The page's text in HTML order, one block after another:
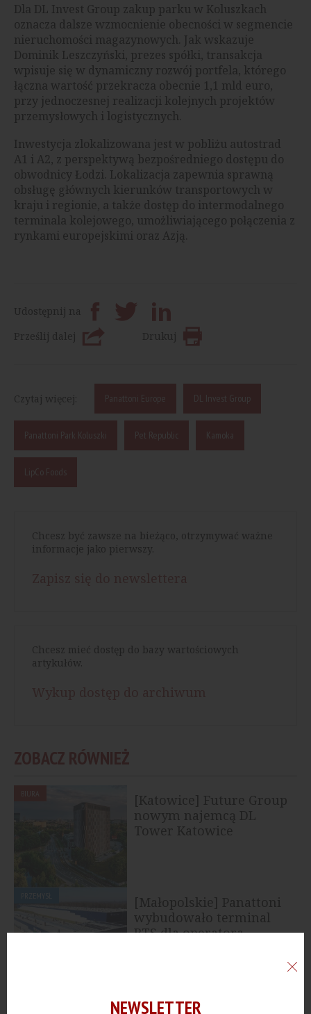
Dla DL Invest Group zakup parku w Koluszkach
oznacza dalsze wzmocnienie obecności w segmencie
nieruchomości magazynowych. Jak wskazuje
Dominik Leszczyński, prezes spółki, transakcja
wpisuje się w dynamiczny rozwój portfela, którego
łączna wartość przekracza obecnie 1,1 mld euro,
przy jednoczesnej realizacji kolejnych projektów
przemysłowych i logistycznych.
Inwestycja zlokalizowana jest w pobliżu autostrad
A1 i A2, z perspektywą bezpośredniego dostępu do
obwodnicy Łodzi. Lokalizacja zapewnia sprawną
obsługę głównych kierunków transportowych w
kraju i regionie, a także dostęp do intermodalnego
terminala kolejowego, umożliwiającego połączenia z
rynkami europejskimi oraz Azją.
Udostępnij na
Prześlij dalej
Drukuj
Czytaj więcej: Panattoni Europe DL Invest Group
Panattoni Park Koluszki Pet Republic Kamoka
LipCo Foods
Chcesz być zawsze na bieżąco, otrzymywać ważne
informacje jako pierwszy.
Chcesz mieć dostęp do bazy wartościowych
artykułów.
ZOBACZ RÓWNIEŻ
[Katowice] Future Group
nowym najemcą DL
Tower Katowice
[Małopolskie] Panattoni
wybudowało terminal
BTS dla operatora...
[Bielsko-Biała] DL Invest
NEWSLETTER